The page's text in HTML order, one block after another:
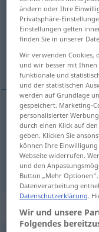
Übersicht aller
(Für mehr Details die
gerne
Beispiele
dibuongrado
gern(e)
„grado“
ändern oder Ihre
Privatsphäre-
Einstellungen gelten
finden Sie in unserer
Wir verwenden Cookies,
und wir besser mit
funktionale und
und der statistischen
werden auf Grundlage
gespeichert. Marketing-
personalisierter
durch einen Klick auf
geben. Klicken Sie
können Ihre
Webseite widerrufen.
und den
Button „Mehr
Datenverarbeitung
Datenschutzerklärung.
Wir und unsere
Folgendes